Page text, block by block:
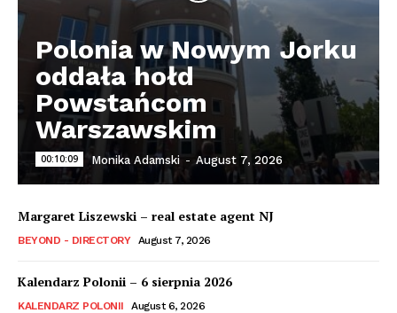
Polonia w Nowym Jorku
oddała hołd
Powstańcom
Warszawskim
00:10:09 Monika Adamski - August 7, 2026
Margaret Liszewski – real estate agent NJ
BEYOND - DIRECTORY August 7, 2026
Kalendarz Polonii – 6 sierpnia 2026
KALENDARZ POLONII August 6, 2026